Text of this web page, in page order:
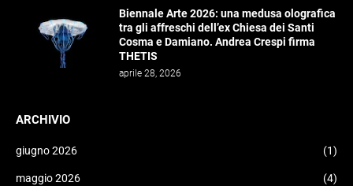
Biennale Arte 2026: una medusa olografica
tra gli affreschi dell’ex Chiesa dei Santi
Cosma e Damiano. Andrea Crespi firma
THETIS
aprile 28, 2026
ARCHIVIO
giugno 2026 (1)
maggio 2026 (4)